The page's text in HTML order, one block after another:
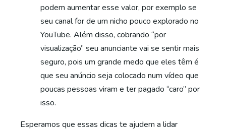
podem aumentar esse valor, por exemplo se
seu canal for de um nicho pouco explorado no
YouTube. Além disso, cobrando “por
visualização” seu anunciante vai se sentir mais
seguro, pois um grande medo que eles têm é
que seu anúncio seja colocado num vídeo que
poucas pessoas viram e ter pagado “caro” por
isso.
Esperamos que essas dicas te ajudem a lidar